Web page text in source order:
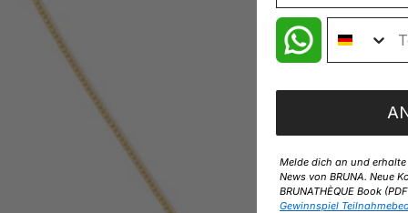
Melde dich an und
News von BRUNA. Neue
BRUNATHÈQUE Book
Gewinnspiel